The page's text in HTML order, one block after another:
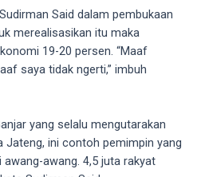
Said dalam pembukaan
merealisasikan itu maka
19-20 persen. “Maaf
saya tidak ngerti,” imbuh
yang selalu mengutarakan
Jateng, ini contoh pemimpin yang
awang-awang. 4,5 juta rakyat